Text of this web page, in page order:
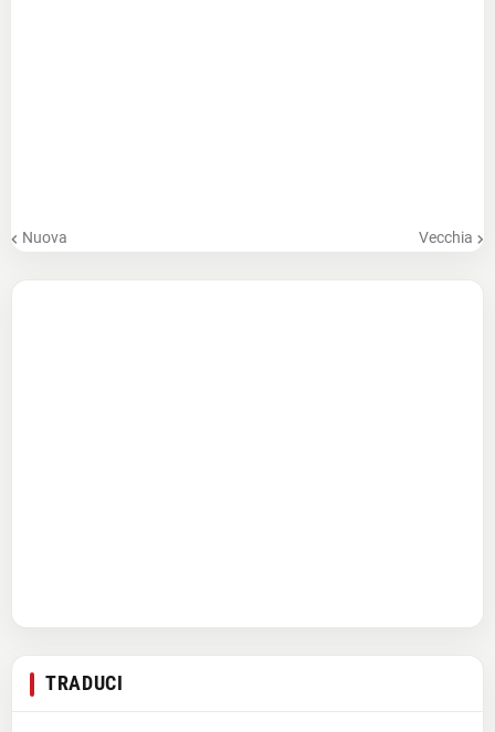
Nuova Vecchia
TRADUCI